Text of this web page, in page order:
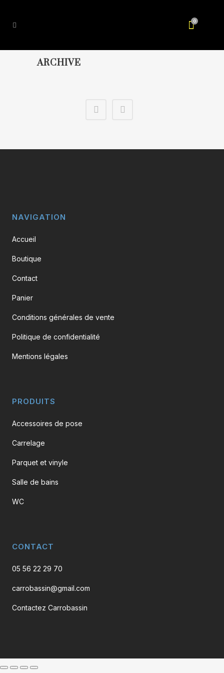
0
ARCHIVE
NAVIGATION
Accueil
Boutique
Contact
Panier
Conditions générales de vente
Politique de confidentialité
Mentions légales
PRODUITS
Accessoires de pose
Carrelage
Parquet et vinyle
Salle de bains
WC
CONTACT
05 56 22 29 70
carrobassin@gmail.com
Contactez Carrobassin